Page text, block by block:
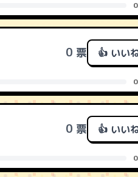
0 票 👍 いい
0 票 👍 いい